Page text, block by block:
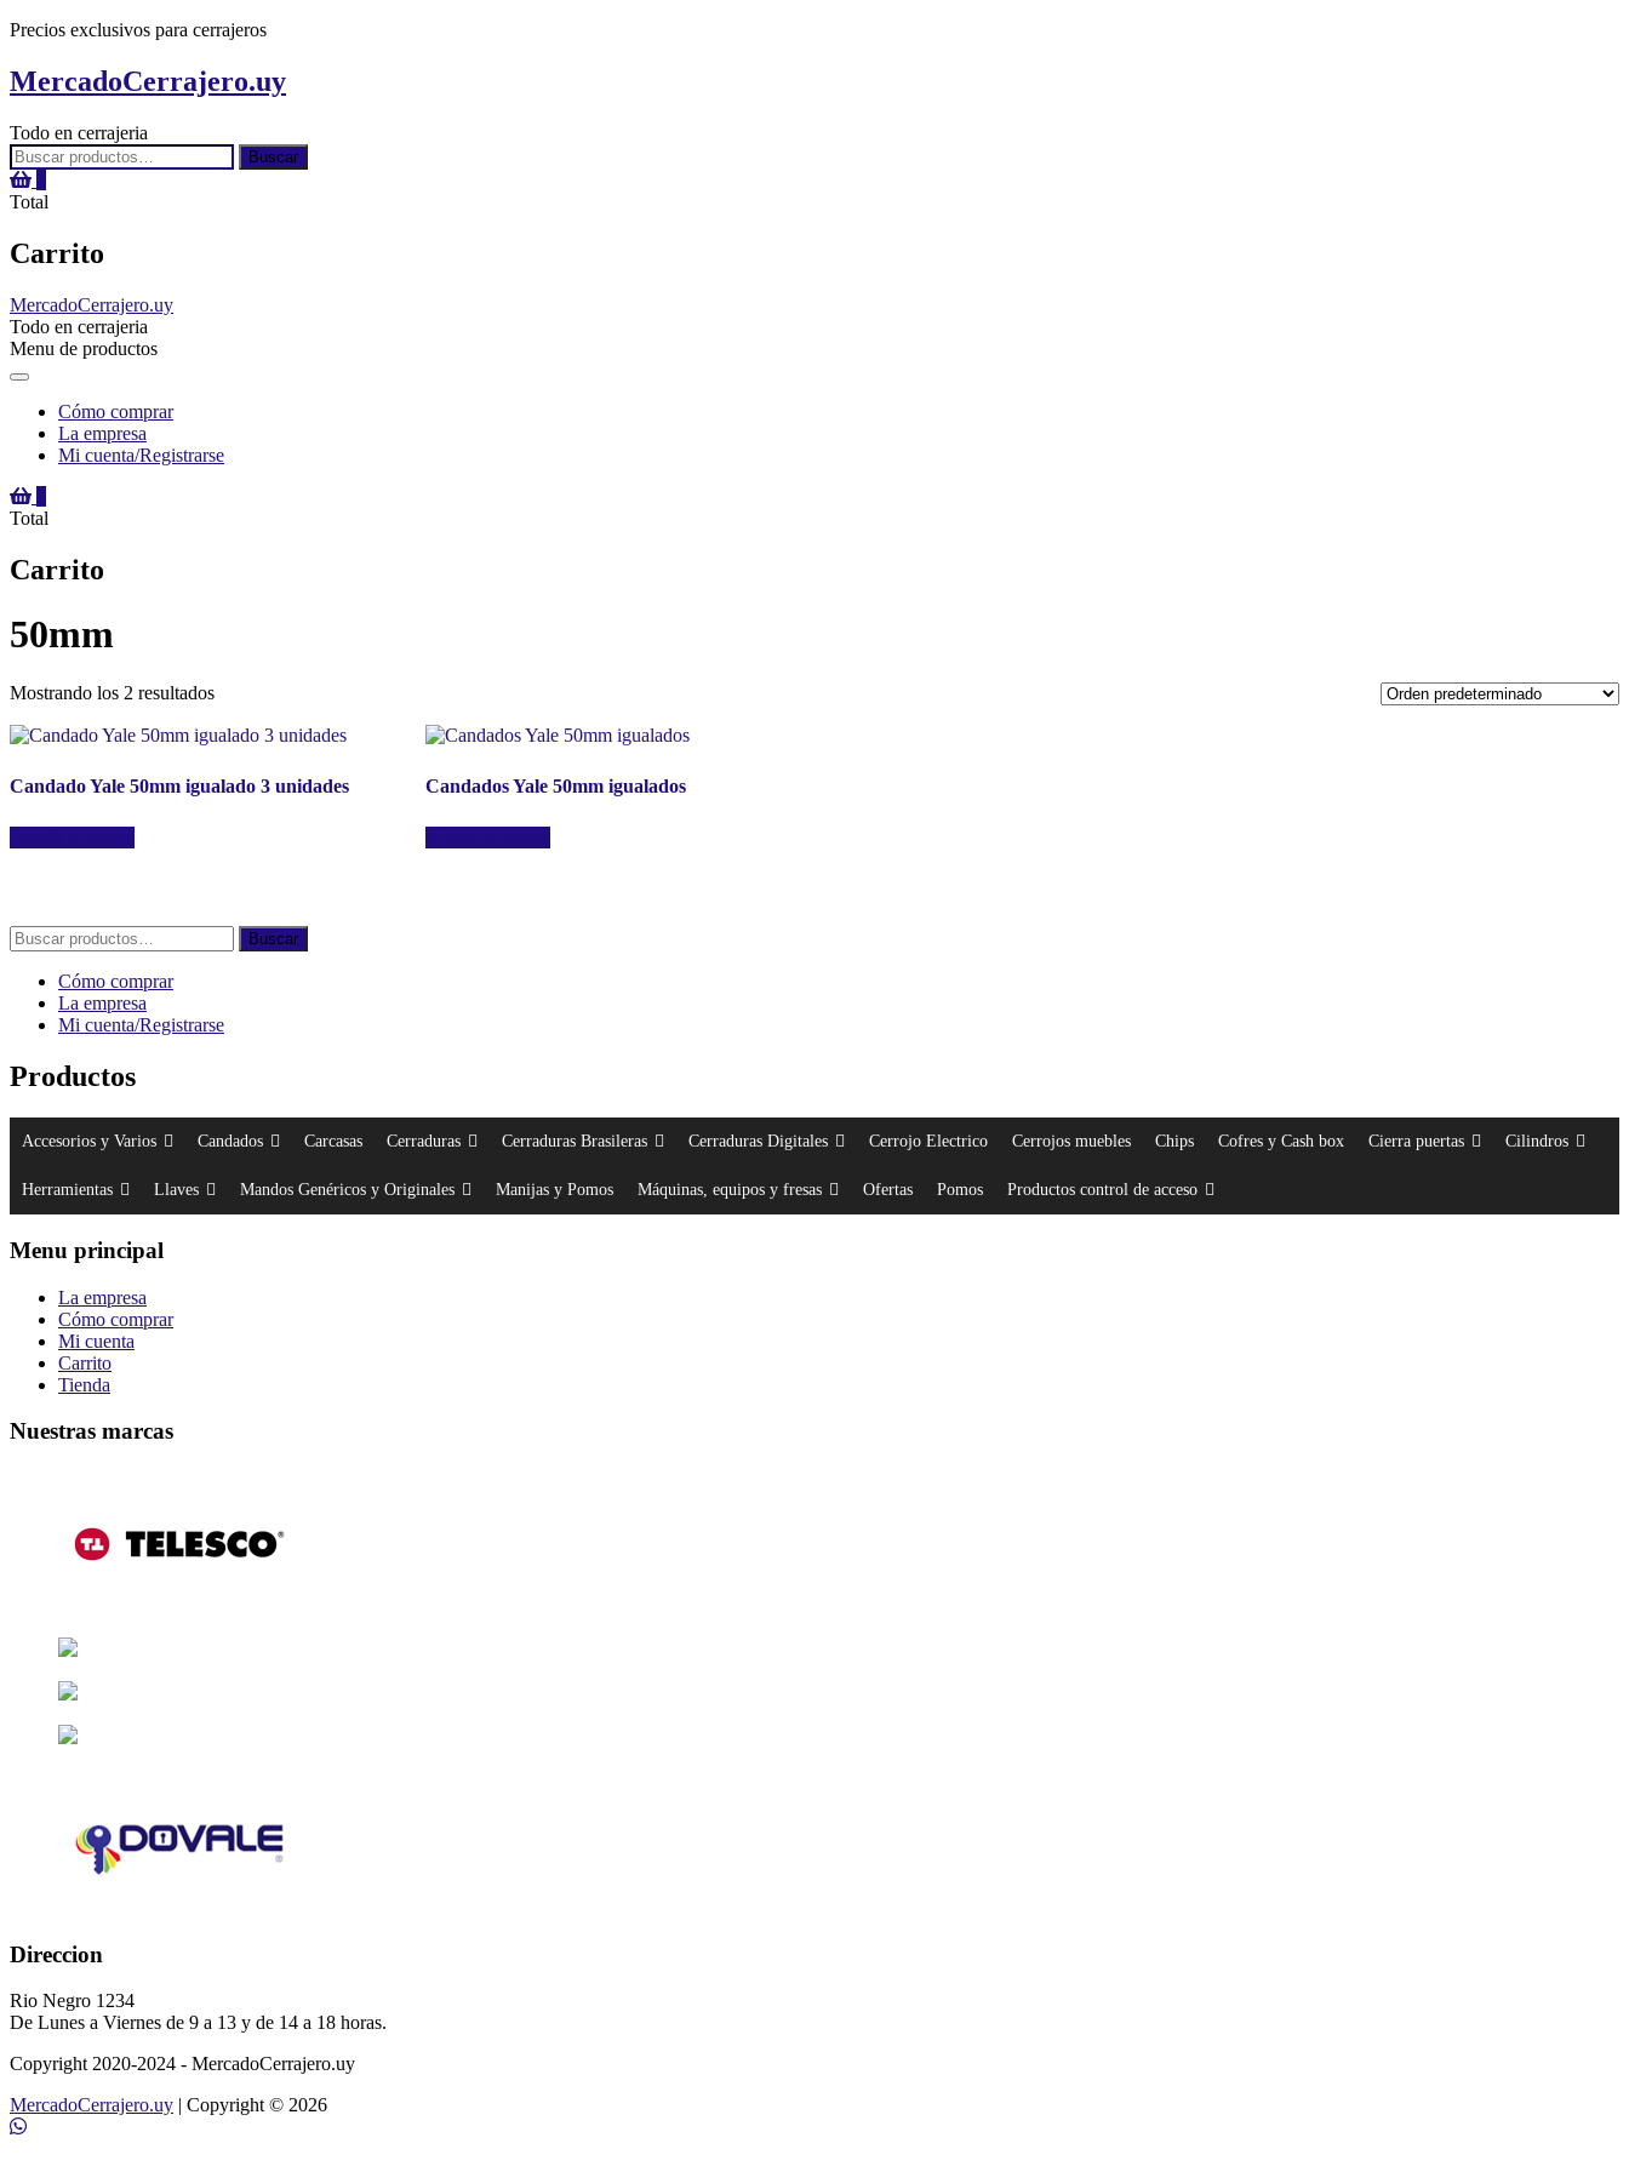
Precios exclusivos para cerrajeros
MercadoCerrajero.uy
Todo en cerrajeria
Buscar
por:
Buscar
Total
Carrito
MercadoCerrajero.uy
Todo en cerrajeria
Menu de productos
Cómo comprar
La empresa
Mi cuenta/Registrarse
Total
Carrito
50mm
Mostrando los 2 resultados
Candado Yale 50mm igualado 3 unidades Candados Yale 50mm igualados
Buscar
por:
Buscar
Cómo comprar
La empresa
Mi cuenta/Registrarse
Productos
Accesorios y Varios Candados Carcasas Cerraduras Cerraduras Brasileras Cerraduras Digitales Cerrojo Electrico Cerrojos muebles Chips Cofres y Cash box Cierra puertas Cilindros
Herramientas Llaves Mandos Genéricos y Originales Manijas y Pomos Máquinas, equipos y fresas Ofertas Pomos Productos control de acceso
Menu principal
La empresa
Cómo comprar
Mi cuenta
Carrito
Tienda
Nuestras marcas
Direccion
Rio Negro 1234
De Lunes a Viernes de 9 a 13 y de 14 a 18 horas.
Copyright 2020-2024 - MercadoCerrajero.uy
MercadoCerrajero.uy | Copyright © 2026